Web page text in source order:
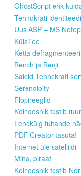
GhostScript ehk
Tehnokrati
Uus ASP – MS
KülaTee
Ketta
Bench ja Benji
Saidid Tehnokrati
Serendipity
Flopireeglid
Kolhoosnik testib
Lehekülg tuhande
PDF Creator tasuta!
Internet üle satelliidi
Mina, piraat
Kolhoosnik testib